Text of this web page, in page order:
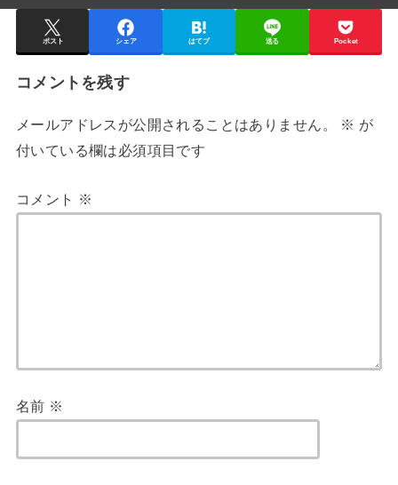
ポスト シェア はてブ 送る Pocket
コメントを残す
メールアドレスが公開されることはありません。 ※ が
付いている欄は必須項目です
コメント ※
名前 ※